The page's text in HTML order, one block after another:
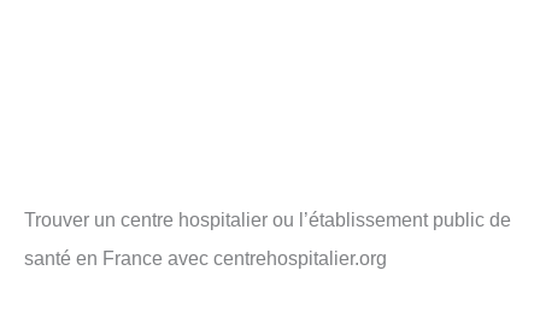
Trouver un centre hospitalier ou l’établissement public de
santé en France avec centrehospitalier.org